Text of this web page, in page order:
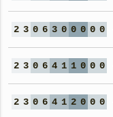
2 3 0 6 3 0 0 0 0 0
2 3 0 6 4 1 1 0 0 0
2 3 0 6 4 1 2 0 0 0